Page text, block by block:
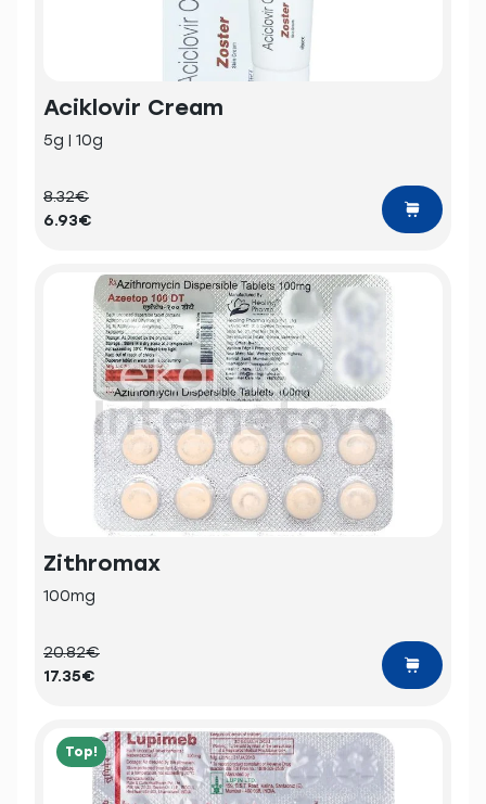
Aciklovir Cream
5g | 10g
8.32€
6.93€
Zithromax
100mg
20.82€
17.35€
Top!